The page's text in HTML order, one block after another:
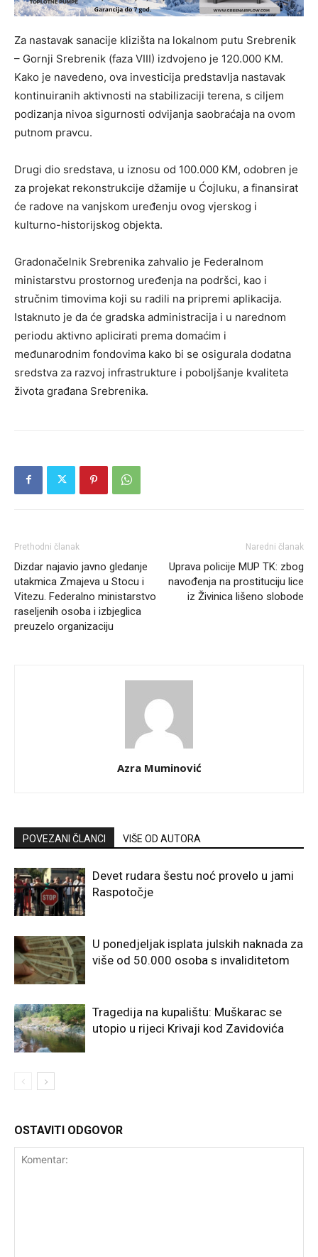
Za nastavak sanacije klizišta na lokalnom putu Srebrenik
– Gornji Srebrenik (faza VIII) izdvojeno je 120.000 KM.
Kako je navedeno, ova investicija predstavlja nastavak
kontinuiranih aktivnosti na stabilizaciji terena, s ciljem
podizanja nivoa sigurnosti odvijanja saobraćaja na ovom
putnom pravcu.
Drugi dio sredstava, u iznosu od 100.000 KM, odobren je
za projekat rekonstrukcije džamije u Ćojluku, a finansirat
će radove na vanjskom uređenju ovog vjerskog i
kulturno-historijskog objekta.
Gradonačelnik Srebrenika zahvalio je Federalnom
ministarstvu prostornog uređenja na podršci, kao i
stručnim timovima koji su radili na pripremi aplikacija.
Istaknuto je da će gradska administracija i u narednom
periodu aktivno aplicirati prema domaćim i
međunarodnim fondovima kako bi se osigurala dodatna
sredstva za razvoj infrastrukture i poboljšanje kvaliteta
života građana Srebrenika.
Prethodni članak
Dizdar najavio javno gledanje
utakmica Zmajeva u Stocu i
Vitezu. Federalno ministarstvo
raseljenih osoba i izbjeglica
preuzelo organizaciju
Naredni članak
Uprava policije MUP TK: zbog
navođenja na prostituciju lice
iz Živinica lišeno slobode
Azra Muminović
POVEZANI ČLANCI VIŠE OD AUTORA
Devet rudara šestu noć provelo u jami
Raspotočje
U ponedjeljak isplata julskih naknada za
više od 50.000 osoba s invaliditetom
Tragedija na kupalištu: Muškarac se
utopio u rijeci Krivaji kod Zavidovića
OSTAVITI ODGOVOR